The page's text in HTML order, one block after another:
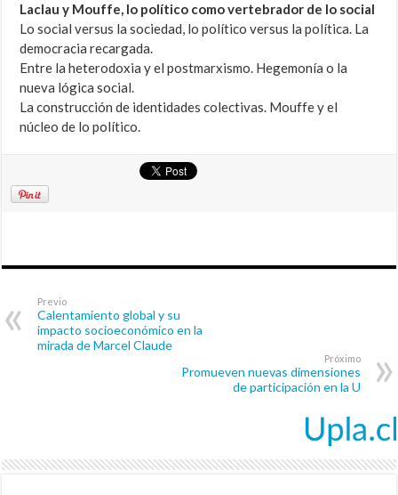
Laclau y Mouffe, lo político como vertebrador de lo social
Lo social versus la sociedad, lo político versus la política. La
democracia recargada.
Entre la heterodoxia y el postmarxismo. Hegemonía o la
nueva lógica social.
La construcción de identidades colectivas. Mouffe y el
núcleo de lo político.
Previo
Calentamiento global y su
impacto socioeconómico en la
mirada de Marcel Claude
Próximo
Promueven nuevas dimensiones
de participación en la U